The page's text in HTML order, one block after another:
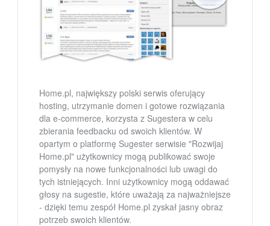
Home.pl, największy polski serwis oferujący
hosting, utrzymanie domen i gotowe rozwiązania
dla e-commerce, korzysta z Sugestera w celu
zbierania feedbacku od swoich klientów. W
opartym o platformę Sugester serwisie "Rozwijaj
Home.pl" użytkownicy mogą publikować swoje
pomysły na nowe funkcjonalności lub uwagi do
tych istniejących. Inni użytkownicy mogą oddawać
głosy na sugestie, które uważają za najważniejsze
- dzięki temu zespół Home.pl zyskał jasny obraz
potrzeb swoich klientów.